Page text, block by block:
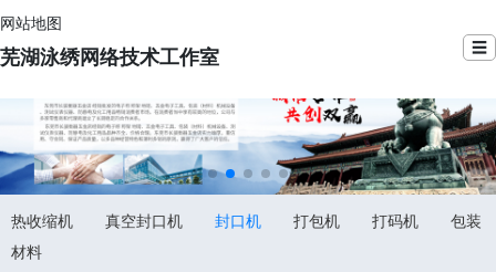
网站地图
芜湖泳绣网络技术工作室 ☰
热收缩机 真空封口机 封口机 打包机 打码机
包装
材料